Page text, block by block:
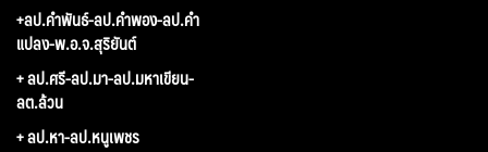
+ลป.คำพันธ์-ลป.คำพอง-ลป.คำ
แปลง-พ.อ.จ.สุริยันต์
+ ลป.ศรี-ลป.มา-ลป.มหาเขียน-
ลต.ล้วน
+ ลป.หา-ลป.หนูเพชร